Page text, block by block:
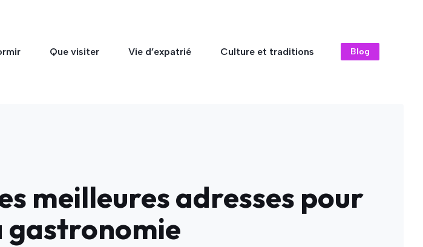
Que visiter Vie d’expatrié Culture et traditions Blog
meilleures adresses pour
gastronomie